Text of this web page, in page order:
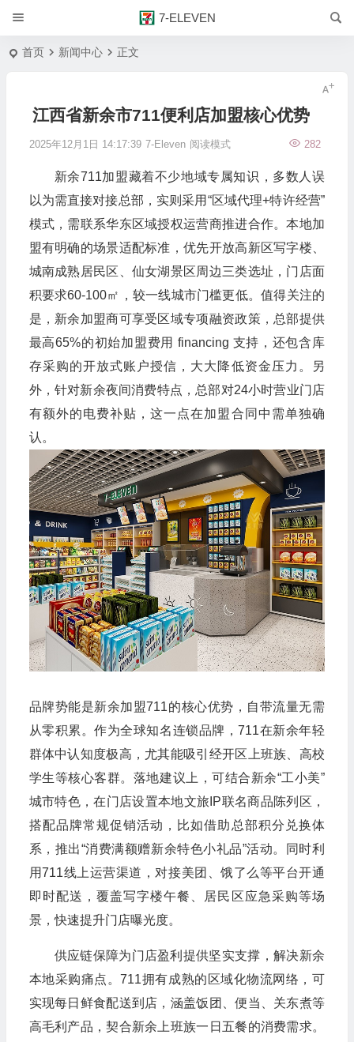
7-ELEVEN
首页 新闻中心 正文
江西省新余市711便利店加盟核心优势
2025年12月1日 14:17:39 7-Eleven 282
阅读模式
新余711加盟藏着不少地域专属知识，多数人误
以为需直接对接总部，实则采用“区域代理+特许经营”
模式，需联系华东区域授权运营商推进合作。本地加
盟有明确的场景适配标准，优先开放高新区写字楼、
城南成熟居民区、仙女湖景区周边三类选址，门店面
积要求60-100㎡，较一线城市门槛更低。值得关注的
是，新余加盟商可享受区域专项融资政策，总部提供
最高65%的初始加盟费用 financing 支持，还包含库
存采购的开放式账户授信，大大降低资金压力。另
外，针对新余夜间消费特点，总部对24小时营业门店
有额外的电费补贴，这一点在加盟合同中需单独确
认。
品牌势能是新余加盟711的核心优势，自带流量无需
从零积累。作为全球知名连锁品牌，711在新余年轻
群体中认知度极高，尤其能吸引经开区上班族、高校
学生等核心客群。落地建议上，可结合新余“工小美”
城市特色，在门店设置本地文旅IP联名商品陈列区，
搭配品牌常规促销活动，比如借助总部积分兑换体
系，推出“消费满额赠新余特色小礼品”活动。同时利
用711线上运营渠道，对接美团、饿了么等平台开通
即时配送，覆盖写字楼午餐、居民区应急采购等场
景，快速提升门店曝光度。
供应链保障为门店盈利提供坚实支撑，解决新余
本地采购痛点。711拥有成熟的区域化物流网络，可
实现每日鲜食配送到店，涵盖饭团、便当、关东煮等
高毛利产品，契合新余上班族一日五餐的消费需求。